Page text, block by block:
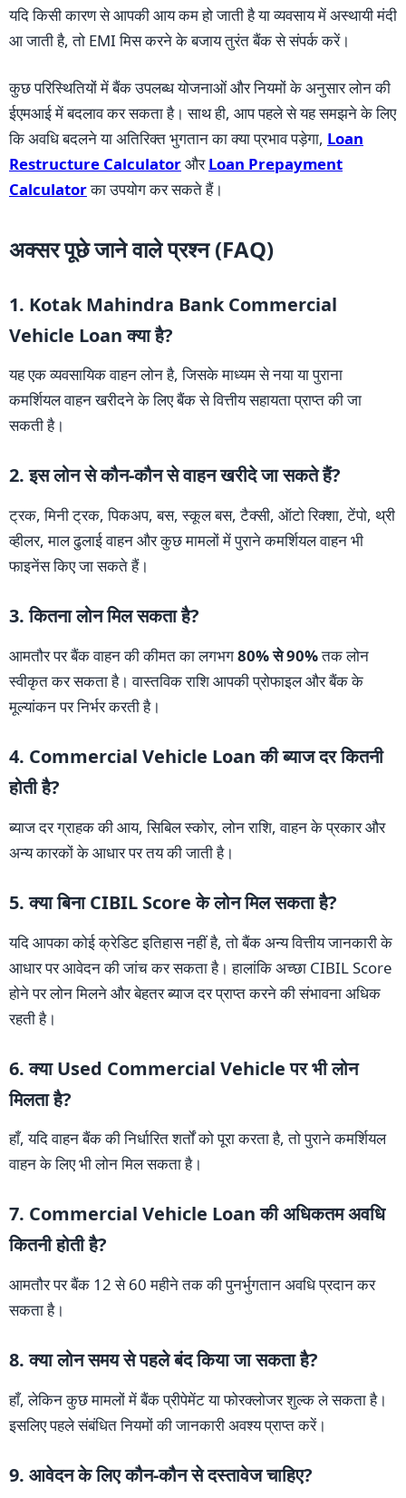
यदि किसी कारण से आपकी आय कम हो जाती है या व्यवसाय में अस्थायी मंदी
आ जाती है, तो EMI मिस करने के बजाय तुरंत बैंक से संपर्क करें।
कुछ परिस्थितियों में बैंक उपलब्ध योजनाओं और नियमों के अनुसार लोन की
ईएमआई में बदलाव कर सकता है। साथ ही, आप पहले से यह समझने के लिए
कि अवधि बदलने या अतिरिक्त भुगतान का क्या प्रभाव पड़ेगा, Loan
Restructure CalculatorऔरLoan Prepayment
Calculatorका उपयोग कर सकते हैं।
अक्सर पूछे जाने वाले प्रश्न (FAQ)
1. Kotak Mahindra Bank Commercial
Vehicle Loan क्या है?
यह एक व्यवसायिक वाहन लोन है, जिसके माध्यम से नया या पुराना
कमर्शियल वाहन खरीदने के लिए बैंक से वित्तीय सहायता प्राप्त की जा
सकती है।
2. इस लोन से कौन-कौन से वाहन खरीदे जा सकते हैं?
ट्रक, मिनी ट्रक, पिकअप, बस, स्कूल बस, टैक्सी, ऑटो रिक्शा, टेंपो, थ्री
व्हीलर, माल ढुलाई वाहन और कुछ मामलों में पुराने कमर्शियल वाहन भी
फाइनेंस किए जा सकते हैं।
3. कितना लोन मिल सकता है?
आमतौर पर बैंक वाहन की कीमत का लगभग80% से 90%तक लोन
स्वीकृत कर सकता है। वास्तविक राशि आपकी प्रोफाइल और बैंक के
मूल्यांकन पर निर्भर करती है।
4. Commercial Vehicle Loan की ब्याज दर कितनी
होती है?
ब्याज दर ग्राहक की आय, सिबिल स्कोर, लोन राशि, वाहन के प्रकार और
अन्य कारकों के आधार पर तय की जाती है।
5. क्या बिना CIBIL Score के लोन मिल सकता है?
यदि आपका कोई क्रेडिट इतिहास नहीं है, तो बैंक अन्य वित्तीय जानकारी के
आधार पर आवेदन की जांच कर सकता है। हालांकि अच्छा CIBIL Score
होने पर लोन मिलने और बेहतर ब्याज दर प्राप्त करने की संभावना अधिक
रहती है।
6. क्या Used Commercial Vehicle पर भी लोन
मिलता है?
हाँ, यदि वाहन बैंक की निर्धारित शर्तों को पूरा करता है, तो पुराने कमर्शियल
वाहन के लिए भी लोन मिल सकता है।
7. Commercial Vehicle Loan की अधिकतम अवधि
कितनी होती है?
आमतौर पर बैंक 12 से 60 महीने तक की पुनर्भुगतान अवधि प्रदान कर
सकता है।
8. क्या लोन समय से पहले बंद किया जा सकता है?
हाँ, लेकिन कुछ मामलों में बैंक प्रीपेमेंट या फोरक्लोजर शुल्क ले सकता है।
इसलिए पहले संबंधित नियमों की जानकारी अवश्य प्राप्त करें।
9. आवेदन के लिए कौन-कौन से दस्तावेज चाहिए?